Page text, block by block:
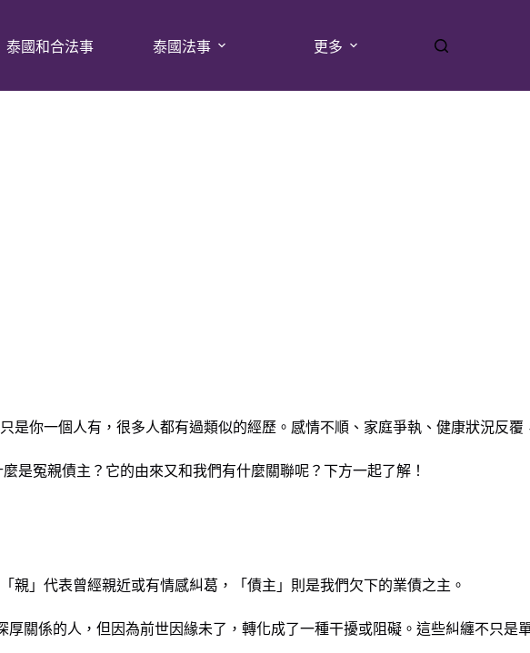
泰國和合法事 泰國法事 更多
是你一個人有，很多人都有過類似的經歷。感情不順、家庭爭執、健康狀況反覆
是冤親債主？它的由來又和我們有什麼關聯呢？下方一起了解！
親」代表曾經親近或有情感糾葛，「債主」則是我們欠下的業債之主。
關係的人，但因為前世因緣未了，轉化成了一種干擾或阻礙。這些糾纏不只是